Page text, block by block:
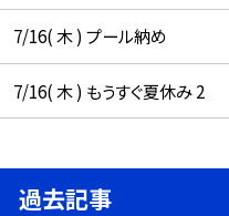
7/16( 木 ) プール納め
7/16( 木 ) もうすぐ夏休み 2
過去記事